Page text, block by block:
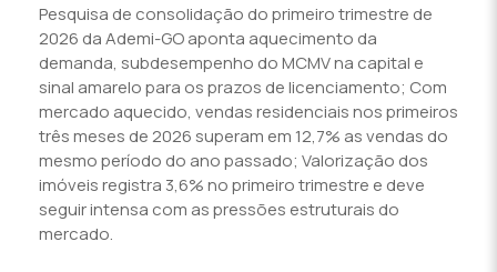
Pesquisa de consolidação do primeiro trimestre de
2026 da Ademi-GO aponta aquecimento da
demanda, subdesempenho do MCMV na capital e
sinal amarelo para os prazos de licenciamento; Com
mercado aquecido, vendas residenciais nos primeiros
três meses de 2026 superam em 12,7% as vendas do
mesmo período do ano passado; Valorização dos
imóveis registra 3,6% no primeiro trimestre e deve
seguir intensa com as pressões estruturais do
mercado.